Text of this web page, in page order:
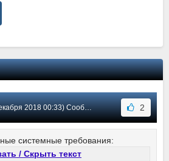
2018 00:33) Сообщение #4 2
системные требования:
/ Скрыть текст